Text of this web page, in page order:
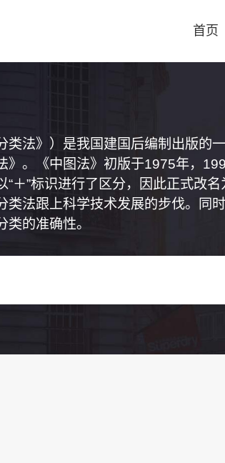
首页
类法》）是我国建国后编制出版的
。《中图法》初版于1975年，
＋”标识进行了区分，因此正式改
法跟上科学技术发展的步伐。同
的准确性。